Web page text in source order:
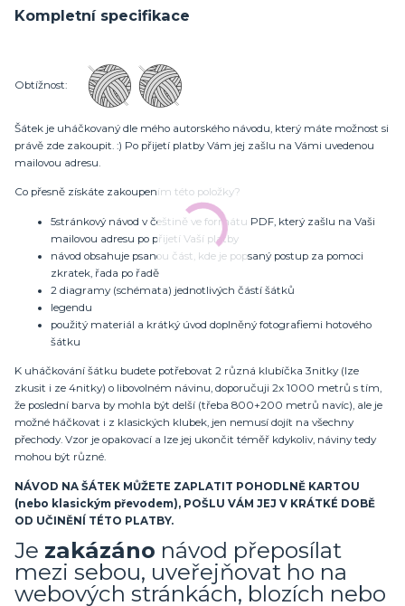
Kompletní specifikace
Obtížnost:
Šátek je uháčkovaný dle mého autorského návodu, který máte možnost si
právě zde zakoupit. :) Po přijetí platby Vám jej zašlu na Vámi uvedenou
mailovou adresu.
Co přesně získáte zakoupením této položky?
5stránkový návod v češtině ve formátu PDF, který zašlu na Vaši
mailovou adresu po přijetí Vaší platby
návod obsahuje psanou část, kde je popsaný postup za pomoci
zkratek, řada po řadě
2 diagramy (schémata) jednotlivých částí šátků
legendu
použitý materiál a krátký úvod doplněný fotografiemi hotového
šátku
K uháčkování šátku budete potřebovat 2 různá klubíčka 3nitky (lze
zkusit i ze 4nitky) o libovolném návinu, doporučuji 2x 1000 metrů s tím,
že poslední barva by mohla být delší (třeba 800+200 metrů navíc), ale je
možné háčkovat i z klasických klubek, jen nemusí dojít na všechny
přechody. Vzor je opakovací a lze jej ukončit téměř kdykoliv, náviny tedy
mohou být různé.
NÁVOD NA ŠÁTEK MŮŽETE ZAPLATIT POHODLNĚ KARTOU
(nebo klasickým převodem), POŠLU VÁM JEJ V KRÁTKÉ DOBĚ
OD UČINĚNÍ TÉTO PLATBY.
Je zakázáno návod přeposílat
mezi sebou, uveřejňovat ho na
webových stránkách, blozích nebo